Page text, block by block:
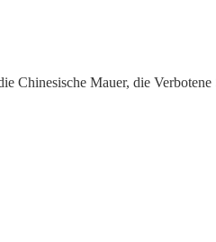
Chinesische Mauer, die